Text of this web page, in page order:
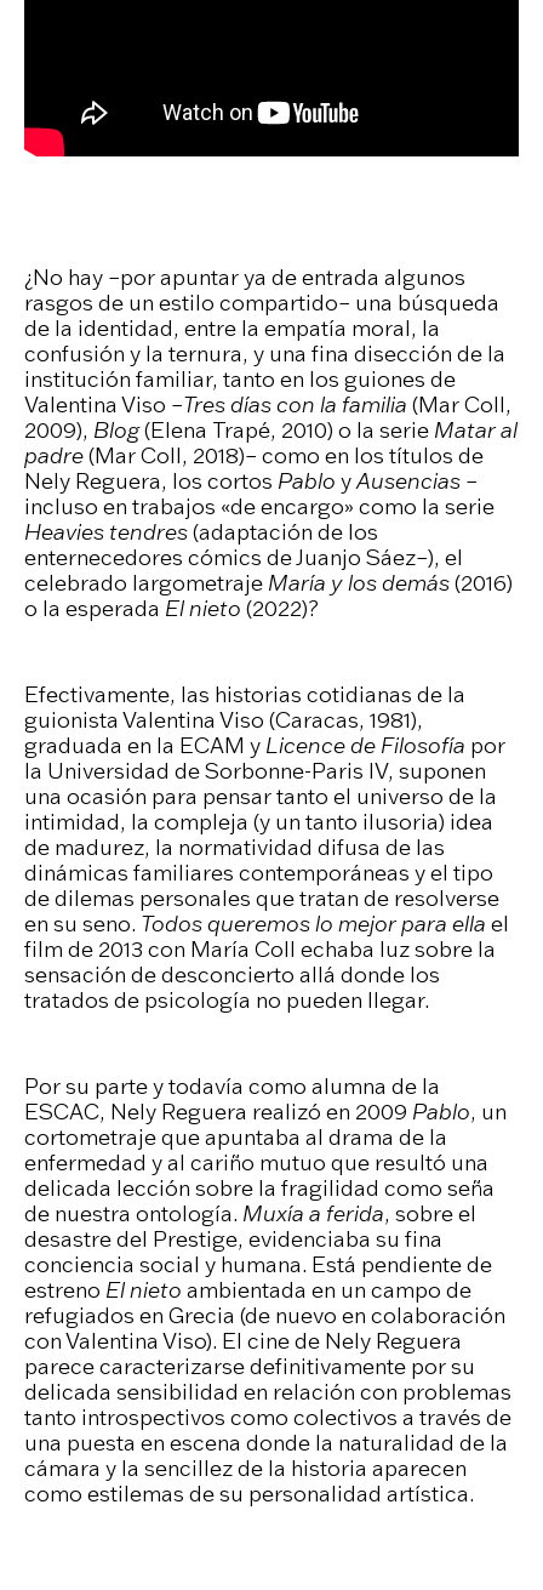
¿No hay –por apuntar ya de entrada algunos
rasgos de un estilo compartido– una búsqueda
de la identidad, entre la empatía moral, la
confusión y la ternura, y una fina disección de la
institución familiar, tanto en los guiones de
Valentina Viso –Tres días con la familia (Mar Coll,
2009), Blog(Elena Trapé, 2010) o la serie Matar al
padre(Mar Coll, 2018)– como en los títulos de
Nely Reguera, los cortos Pablo yAusencias –
incluso en trabajos «de encargo» como la serie
Heavies tendres(adaptación de los
enternecedores cómics de Juanjo Sáez–), el
celebrado largometraje María y los demás(2016)
o la esperada El nieto (2022)?
Efectivamente, las historias cotidianas de la
guionista Valentina Viso (Caracas, 1981),
graduada en la ECAM y Licence de Filosofía por
la Universidad de Sorbonne-Paris IV, suponen
una ocasión para pensar tanto el universo de la
intimidad, la compleja (y un tanto ilusoria) idea
de madurez, la normatividad difusa de las
dinámicas familiares contemporáneas y el tipo
de dilemas personales que tratan de resolverse
en su seno. Todos queremos lo mejor para ella el
film de 2013 con María Coll echaba luz sobre la
sensación de desconcierto allá donde los
tratados de psicología no pueden llegar.
Por su parte y todavía como alumna de la
ESCAC, Nely Reguera realizó en 2009 Pablo, un
cortometraje que apuntaba al drama de la
enfermedad y al cariño mutuo que resultó una
delicada lección sobre la fragilidad como seña
de nuestra ontología. Muxía a ferida, sobre el
desastre del Prestige, evidenciaba su fina
conciencia social y humana. Está pendiente de
estreno El nieto ambientada en un campo de
refugiados en Grecia (de nuevo en colaboración
con Valentina Viso). El cine de Nely Reguera
parece caracterizarse definitivamente por su
delicada sensibilidad en relación con problemas
tanto introspectivos como colectivos a través de
una puesta en escena donde la naturalidad de la
cámara y la sencillez de la historia aparecen
como estilemas de su personalidad artística.